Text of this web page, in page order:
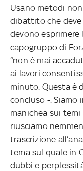
Usano metodi
dibattito che
devono esprimere
capogruppo di
“non è mai
ai lavori
minuto. Questa è
concluso -. Siamo
manichea sui temi
riusciamo
trascrizione
tema sul quale in
dubbi e